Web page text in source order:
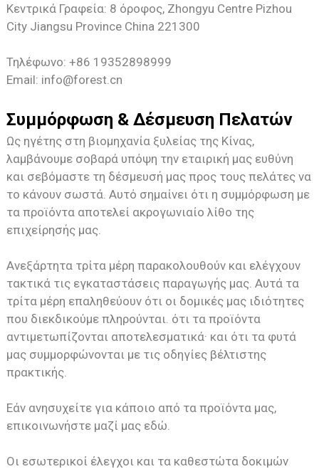
Κεντρικά Γραφεία: 8 όροφος, Zhongyu Centre Pizhou
City Jiangsu Province China 221300
Τηλέφωνο: +86 19352898999
Email: info@forest.cn
Συμμόρφωση & Δέσμευση Πελατών
Ως ηγέτης στη βιομηχανία ξυλείας της Κίνας,
λαμβάνουμε σοβαρά υπόψη την εταιρική μας ευθύνη
και σεβόμαστε τη δέσμευσή μας προς τους πελάτες να
το κάνουν σωστά. Αυτό σημαίνει ότι η συμμόρφωση με
τα προϊόντα αποτελεί ακρογωνιαίο λίθο της
επιχείρησής μας.
Ανεξάρτητα τρίτα μέρη παρακολουθούν και ελέγχουν
τακτικά τις εγκαταστάσεις παραγωγής μας. Αυτά τα
τρίτα μέρη επαληθεύουν ότι οι δομικές μας ιδιότητες
που διεκδικούμε πληρούνται. ότι τα προϊόντα
αντιμετωπίζονται αποτελεσματικά· και ότι τα φυτά
μας συμμορφώνονται με τις οδηγίες βέλτιστης
πρακτικής.
Εάν ανησυχείτε για κάποιο από τα προϊόντα μας,
επικοινωνήστε μαζί μας εδώ.
Οι εσωτερικοί έλεγχοι και τα καθεστώτα δοκιμών